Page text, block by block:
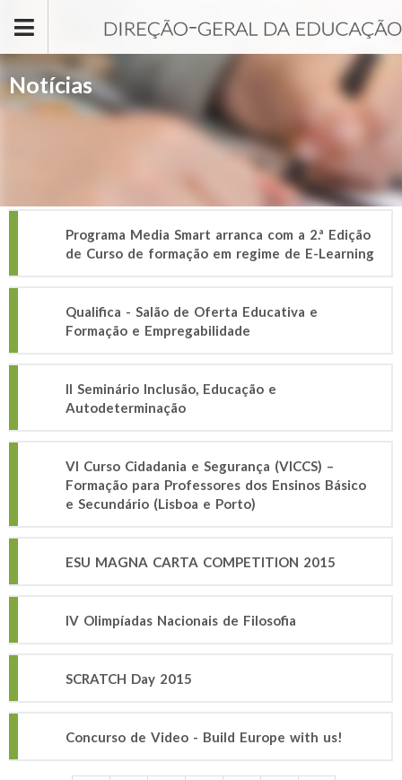
Notícias
Programa Media Smart arranca com a 2.ª Edição
de Curso de formação em regime de E-Learning
Qualifica - Salão de Oferta Educativa e
Formação e Empregabilidade
II Seminário Inclusão, Educação e
Autodeterminação
VI Curso Cidadania e Segurança (VICCS) –
Formação para Professores dos Ensinos Básico
e Secundário (Lisboa e Porto)
ESU MAGNA CARTA COMPETITION 2015
IV Olimpíadas Nacionais de Filosofia
SCRATCH Day 2015
Concurso de Video - Build Europe with us!